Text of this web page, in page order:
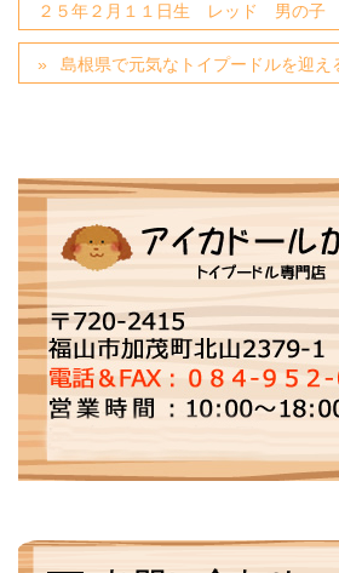
２５年２月１１日生 レッド 男の子
島根県で元気なトイプードルを迎え